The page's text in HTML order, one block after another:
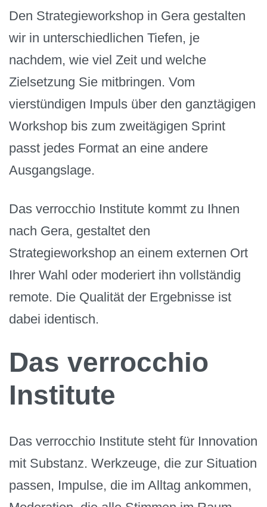
Den Strategieworkshop in Gera gestalten
wir in unterschiedlichen Tiefen, je
nachdem, wie viel Zeit und welche
Zielsetzung Sie mitbringen. Vom
vierstündigen Impuls über den ganztägigen
Workshop bis zum zweitägigen Sprint
passt jedes Format an eine andere
Ausgangslage.
Das verrocchio Institute kommt zu Ihnen
nach Gera, gestaltet den
Strategieworkshop an einem externen Ort
Ihrer Wahl oder moderiert ihn vollständig
remote. Die Qualität der Ergebnisse ist
dabei identisch.
Das verrocchio
Institute
Das verrocchio Institute steht für Innovation
mit Substanz. Werkzeuge, die zur Situation
passen, Impulse, die im Alltag ankommen,